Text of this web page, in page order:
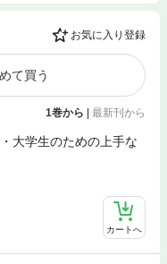
お気に入り登録
て買う
1巻から | 最新刊から
大学生のための上手な
カートへ